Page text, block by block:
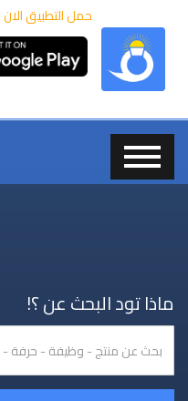
حمل التطبيق الان
ماذا تود البحث عن ؟!